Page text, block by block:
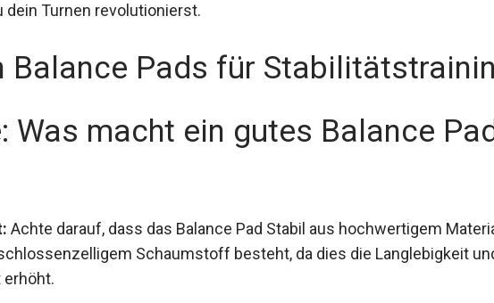
dein Turnen revolutionierst.
Balance Pads für
Was macht ein gutes Balance Pad
Achte darauf, dass das Balance Pad Stabil aus hochwertigem Material